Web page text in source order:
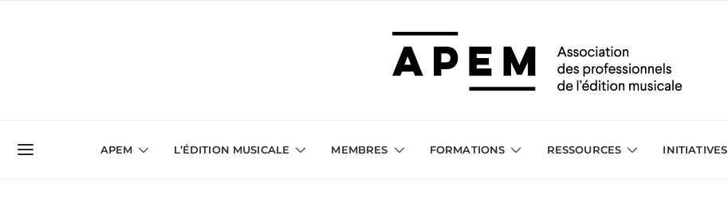
APEM L’ÉDITION MUSICALE MEMBRES FORMATIONS RESSOURCES INITIATIVES